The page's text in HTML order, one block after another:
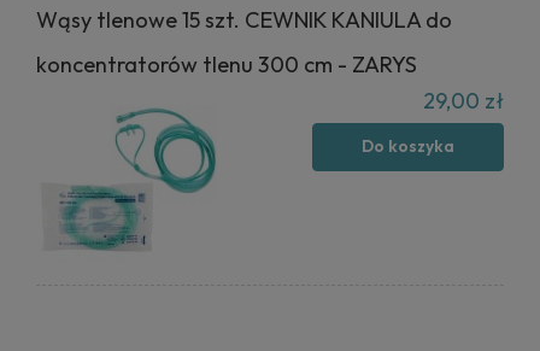
Wąsy tlenowe 15 szt. CEWNIK KANIULA do
koncentratorów tlenu 300 cm - ZARYS
29,00 zł
Do koszyka